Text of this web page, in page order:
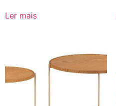
Ler mais